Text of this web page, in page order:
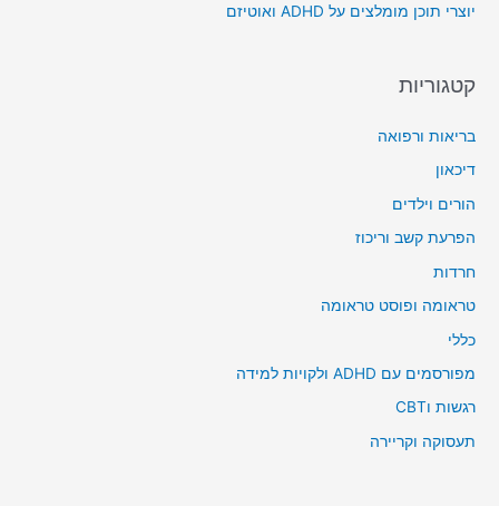
:יוצרי תוכן מומלצים על ADHD ואוטיזם
קטגוריות
בריאות ורפואה
דיכאון
הורים וילדים
הפרעת קשב וריכוז
חרדות
טראומה ופוסט טראומה
כללי
מפורסמים עם ADHD ולקויות למידה
רגשות וCBT
תעסוקה וקריירה